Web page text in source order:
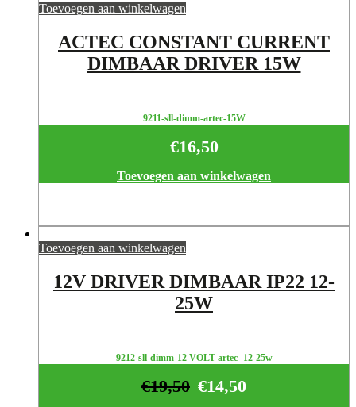
Toevoegen aan winkelwagen
ACTEC CONSTANT CURRENT
DIMBAAR DRIVER 15W
9211-sll-dimm-artec-15W
€16,50
Toevoegen aan winkelwagen
Toevoegen aan winkelwagen
12V DRIVER DIMBAAR IP22 12-
25W
9212-sll-dimm-12 VOLT artec- 12-25w
€14,50
€19,50